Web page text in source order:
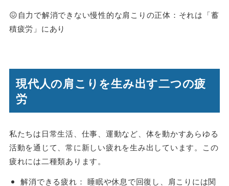
😖自力で解消できない慢性的な肩こりの正体：それは「蓄
積疲労」にあり
現代人の肩こりを生み出す二つの疲
労
私たちは日常生活、仕事、運動など、体を動かすあらゆる
活動を通じて、常に新しい疲れを生み出しています。この
疲れには二種類あります。
解消できる疲れ： 睡眠や休息で回復し、肩こりには関